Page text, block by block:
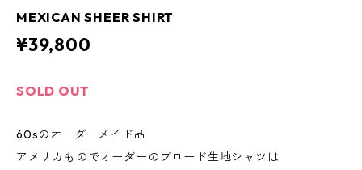
MEXICAN SHEER SHIRT
¥39,800
SOLD OUT
60sのオーダーメイド品
アメリカものでオーダーのブロード生地シャツは